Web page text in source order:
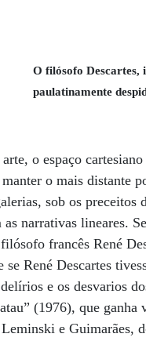
O filósofo Descartes,
paulatinamente
o espaço
o mais distante
sob os
as narrativas lineares.
francês René
se René Descartes
e os desvarios
(1976), que
e Guimarães,